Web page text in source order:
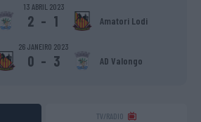
13 ABRIL 2023
2 - 1 Amatori Lodi
26 JANEIRO 2023
0 - 3 AD Valongo
TV/RADIO